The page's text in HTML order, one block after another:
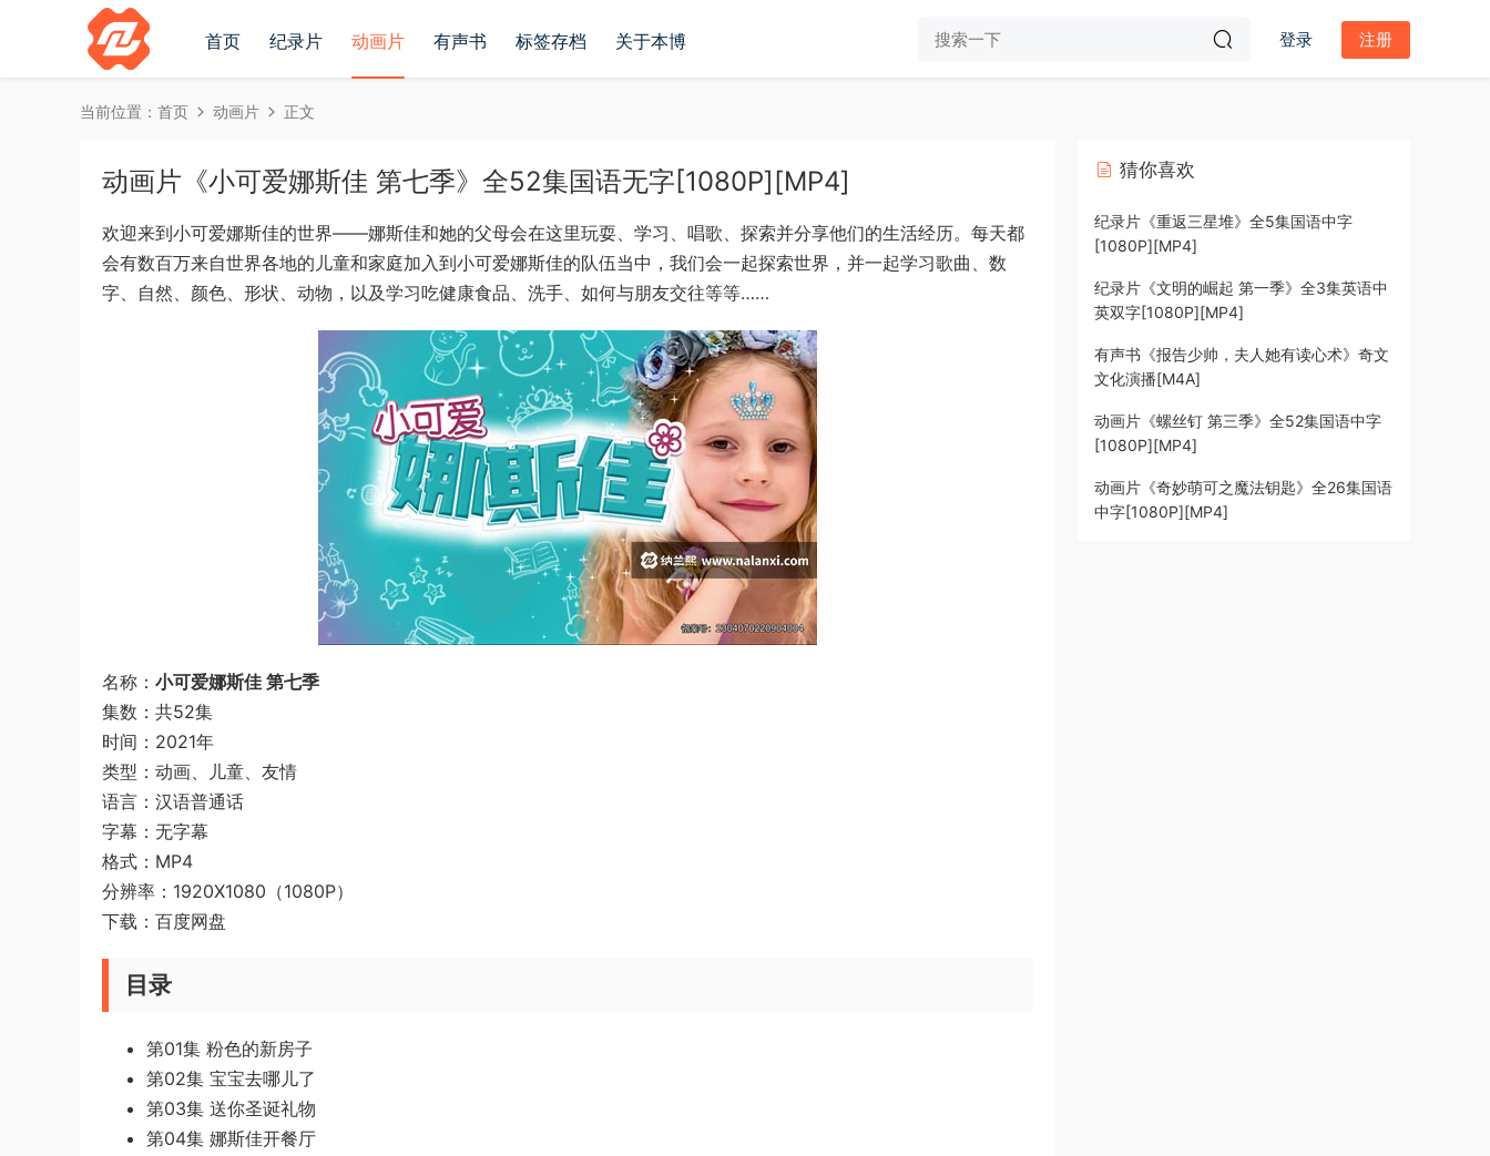
首页 纪录片 动画片 有声书 标签存档 关于本博 登录 注册
当前位置： 首页 动画片 正文
动画片《小可爱娜斯佳 第七季》全52集国语无字[1080P][MP4]
欢迎来到小可爱娜斯佳的世界——娜斯佳和她的父母会在这里玩耍、学习、唱歌、探索并分享他们的生活经历。每天都
会有数百万来自世界各地的儿童和家庭加入到小可爱娜斯佳的队伍当中，我们会一起探索世界，并一起学习歌曲、数
字、自然、颜色、形状、动物，以及学习吃健康食品、洗手、如何与朋友交往等等……
名称： 小可爱娜斯佳 第七季
集数：共52集
时间：2021年
类型：动画、儿童、友情
语言：汉语普通话
字幕：无字幕
格式：MP4
分辨率：1920X1080（1080P）
下载：百度网盘
目录
第01集 粉色的新房子
第02集 宝宝去哪儿了
第03集 送你圣诞礼物
第04集 娜斯佳开餐厅
猜你喜欢
纪录片《重返三星堆》全5集国语中字
[1080P][MP4]
纪录片《文明的崛起 第一季》全3集英语中
英双字[1080P][MP4]
有声书《报告少帅，夫人她有读心术》奇文
文化演播[M4A]
动画片《螺丝钉 第三季》全52集国语中字
[1080P][MP4]
动画片《奇妙萌可之魔法钥匙》全26集国语
中字[1080P][MP4]